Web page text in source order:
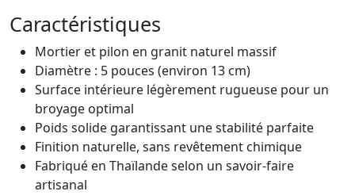
Caractéristiques
Mortier et pilon en granit naturel massif
Diamètre : 5 pouces (environ 13 cm)
Surface intérieure légèrement rugueuse pour un
broyage optimal
Poids solide garantissant une stabilité parfaite
Finition naturelle, sans revêtement chimique
Fabriqué en Thaïlande selon un savoir-faire
artisanal